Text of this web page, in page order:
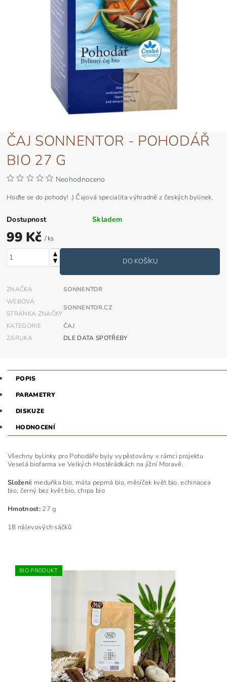
ČAJ SONNENTOR - POHODÁŘ
BIO 27 G
Neohodnoceno
Hoďte se do pohody! .) Čajová specialita výhradně z českých bylinek.
Dostupnost Skladem
99 Kč/ ks
ZNAČKA
SONNENTOR
WEBOVÁ
STRÁNKA ZNAČKY
SONNENTOR.CZ
KATEGORIE
ČAJ
ZÁRUKA
DLE DATA SPOTŘEBY
POPIS
PARAMETRY
DISKUZE
HODNOCENÍ
Všechny bylinky pro Pohodáře byly vypěstovány v rámci projektu
Veselá biofarma ve Velkých Hostěrádkách na jižní Moravě.
Složení: meduňka bio, máta peprná bio, měsíček květ bio, echinacea
bio, černý bez květ bio, chrpa bio
Hmotnost:27 g
18 nálevových sáčků
BIO PRODUKT